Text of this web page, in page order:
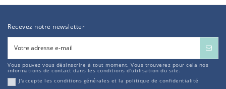
Recevez notre newsletter
Vous pouvez vous désinscrire à tout moment. Vous trouverez pour cela nos
informations de contact dans les conditions d'utilisation du site.
J'accepte les conditions générales et la politique de confidentialité